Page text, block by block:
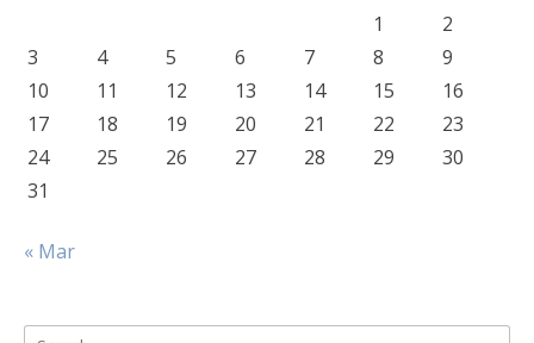
1
2
3
4 5 6 7 8
9
10
11 12 13 14 15
16
17
18 19 20 21 22
23
24
25 26 27 28 29
30
31
« Mar